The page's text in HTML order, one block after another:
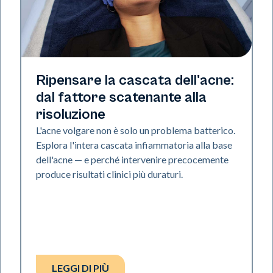
Salute della pelle
Ripensare la cascata dell'acne:
dal fattore scatenante alla
risoluzione
L'acne volgare non è solo un problema batterico.
Esplora l'intera cascata infiammatoria alla base
dell'acne — e perché intervenire precocemente
produce risultati clinici più duraturi.
LEGGI DI PIÙ